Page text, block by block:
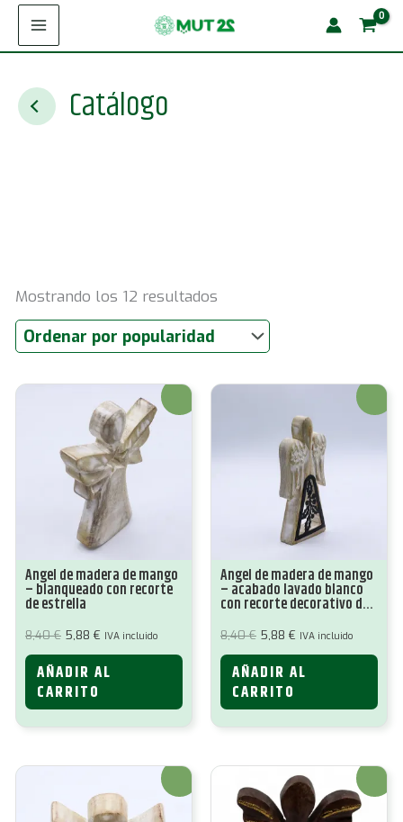
Catálogo
Mostrando los 12 resultados
popularidad
¡Oferta!
Ángel de madera de mango
– blanqueado con recorte
de estrella
8,40€ El
original
era:
8,40 €.
5,88 € El
actual
es:
5,88 €.
IVA incluido
AÑADIR AL
CARRITO
¡Oferta!
Ángel de madera de mango
– acabado lavado blanco
con recorte decorativo de
8,40€ El
original
era:
8,40 €.
5,88 € El
actual
es:
5,88 €.
IVA incluido
AÑADIR AL
CARRITO
¡Oferta! ¡Oferta!